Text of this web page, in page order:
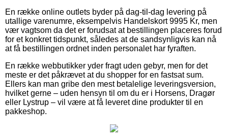
En række online outlets byder på dag-til-dag levering på
utallige varenumre, eksempelvis Handelskort 9995 Kr, men
vær vagtsom da det er forudsat at bestillingen placeres forud
for et konkret tidspunkt, således at de sandsynligvis kan nå
at få bestillingen ordnet inden personalet har fyraften.
En række webbutikker yder fragt uden gebyr, men for det
meste er det påkrævet at du shopper for en fastsat sum.
Ellers kan man gribe den mest betalelige leveringsversion,
hvilket gerne – uden hensyn til om du er i Horsens, Dragør
eller Lystrup – vil være at få leveret dine produkter til en
pakkeshop.